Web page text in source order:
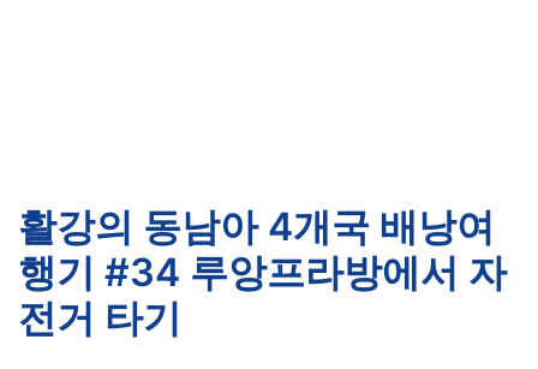
활강의 동남아 4개국 배낭여
행기 #34 루앙프라방에서 자
전거 타기